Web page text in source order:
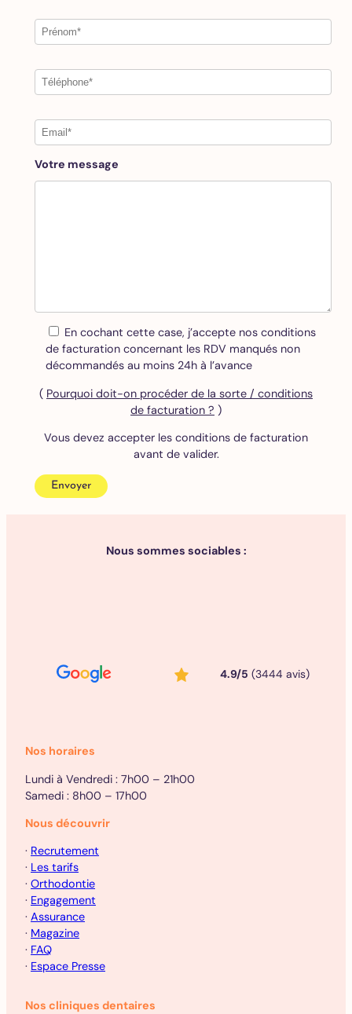
Votre message
En cochant cette case, j’accepte nos conditions
de facturation concernant les RDV manqués non
décommandés au moins 24h à l’avance
( Pourquoi doit-on procéder de la sorte / conditions
de facturation ? )
Vous devez accepter les conditions de facturation
avant de valider.
Envoyer
Nous sommes sociables :
4.9/5 (3444 avis)
Nos horaires
Lundi à Vendredi : 7h00 – 21h00
Samedi : 8h00 – 17h00
Nous découvrir
· Recrutement
· Les tarifs
· Orthodontie
· Engagement
· Assurance
· Magazine
· FAQ
· Espace Presse
Nos cliniques dentaires